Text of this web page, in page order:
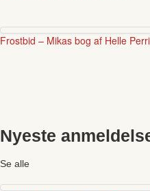
Frostbid – Mikas bog af Helle
Nyeste
Se alle